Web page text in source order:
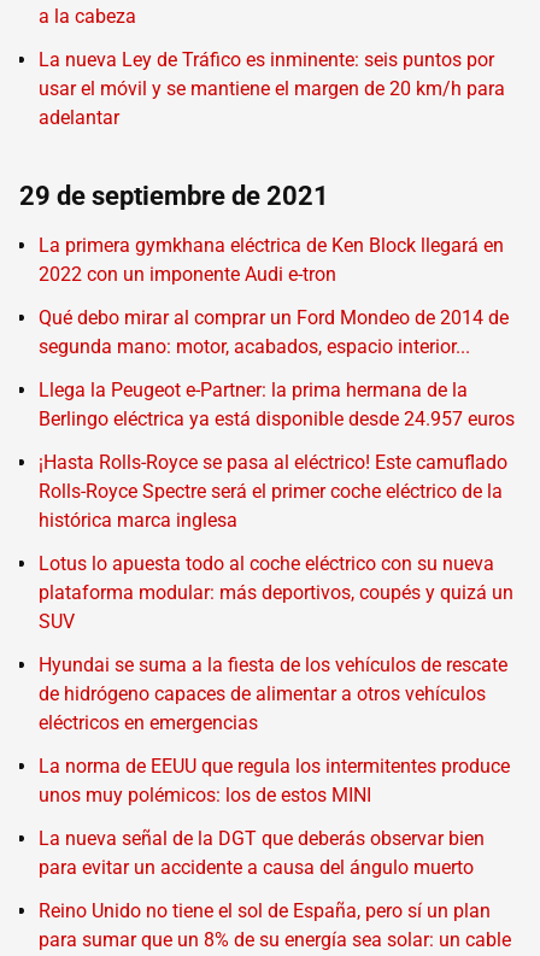
a la cabeza
La nueva Ley de Tráfico es inminente: seis puntos por
usar el móvil y se mantiene el margen de 20 km/h para
adelantar
29 de septiembre de 2021
La primera gymkhana eléctrica de Ken Block llegará en
2022 con un imponente Audi e-tron
Qué debo mirar al comprar un Ford Mondeo de 2014 de
segunda mano: motor, acabados, espacio interior...
Llega la Peugeot e-Partner: la prima hermana de la
Berlingo eléctrica ya está disponible desde 24.957 euros
¡Hasta Rolls-Royce se pasa al eléctrico! Este camuflado
Rolls-Royce Spectre será el primer coche eléctrico de la
histórica marca inglesa
Lotus lo apuesta todo al coche eléctrico con su nueva
plataforma modular: más deportivos, coupés y quizá un
SUV
Hyundai se suma a la fiesta de los vehículos de rescate
de hidrógeno capaces de alimentar a otros vehículos
eléctricos en emergencias
La norma de EEUU que regula los intermitentes produce
unos muy polémicos: los de estos MINI
La nueva señal de la DGT que deberás observar bien
para evitar un accidente a causa del ángulo muerto
Reino Unido no tiene el sol de España, pero sí un plan
para sumar que un 8% de su energía sea solar: un cable